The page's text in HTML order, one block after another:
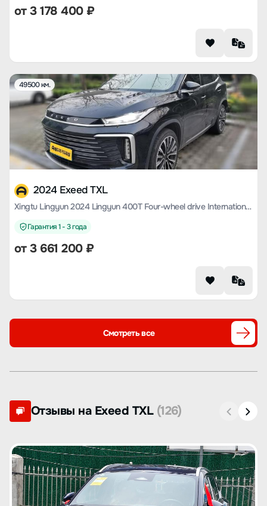
от3 178 400₽
49500 км.
2024 Exeed TXL
Xingtu Lingyun 2024 Lingyun 400T Four-wheel drive International Version
Гарантия 1 - 3 года
от3 661 200₽
Смотреть все
Отзывы на Exeed TXL (126)